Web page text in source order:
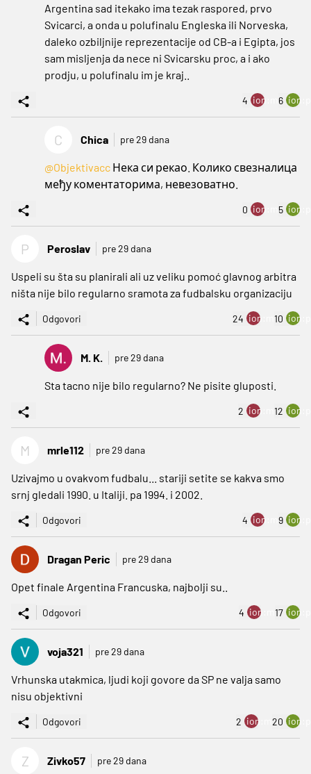
Argentina sad itekako ima tezak raspored, prvo
Svicarci, a onda u polufinalu Engleska ili Norveska,
daleko ozbiljnije reprezentacije od CB-a i Egipta, jos
sam misljenja da nece ni Svicarsku proc, a i ako
prodju, u polufinalu im je kraj..
4 ion:minus
6
C Chica pre 29 dana
@Objektivacc Нека си рекао. Колико свезналица
међу коментаторима, невезоватно.
0 ion:minus
5
P Peroslav pre 29 dana
Uspeli su šta su planirali ali uz veliku pomoć glavnog arbitra
ništa nije bilo regularno sramota za fudbalsku organizaciju
Odgovori 24 ion:minus
10
M. K. pre 29 dana
Sta tacno nije bilo regularno? Ne pisite gluposti.
2 ion:minus
12
M mrle112 pre 29 dana
Uzivajmo u ovakvom fudbalu... stariji setite se kakva smo
srnj gledali 1990. u Italiji. pa 1994. i 2002.
Odgovori 4 ion:minus
9
Dragan Peric pre 29 dana
Opet finale Argentina Francuska, najbolji su..
Odgovori 4 ion:minus
17
voja321 pre 29 dana
Vrhunska utakmica, ljudi koji govore da SP ne valja samo
nisu objektivni
Odgovori 2 ion:minus
20
Z Zivko57 pre 29 dana